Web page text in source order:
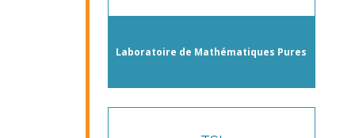
Laboratoire de Mathématiques Pures